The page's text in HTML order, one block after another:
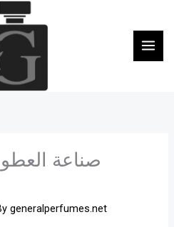
صناعة
generalperfumes.net